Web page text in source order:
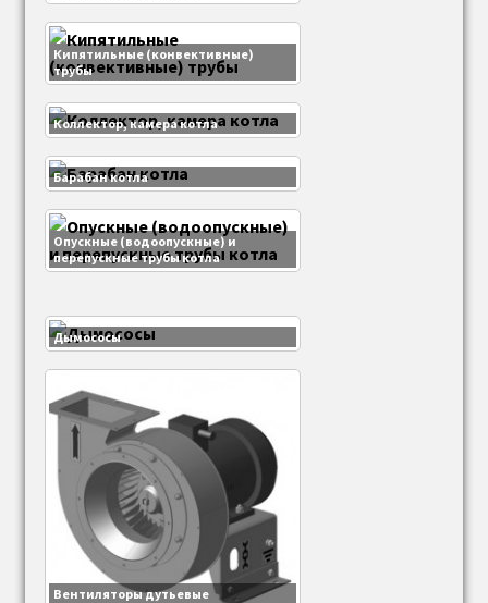
Кипятильные (конвективные)
трубы
Коллектор, камера котла
Барабан котла
Опускные (водоопускные) и
перепускные трубы котла
Дымососы
Вентиляторы дутьевые